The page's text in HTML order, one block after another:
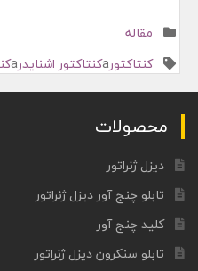
Posted
مقاله
Tagged
کنتاکتورaکنتاکتور اشنایدرa
محصولات
دیزل ژنراتور
تابلو چنج آور دیزل ژنراتور
کلید چنج آور
تابلو سنکرون دیزل ژنراتور